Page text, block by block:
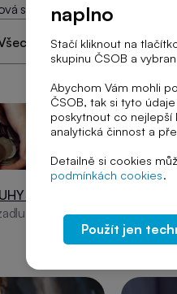
skupina
(21)
a učí, jak
půjček,
naplno
Stačí kliknout na
skupinu ČSOB a
Abychom Vám mohli
ČSOB, tak si tyto
poskytnout co nejlepší
analytická činnost a
Detailně si cookies
podmínkách cookies.
Použít jen